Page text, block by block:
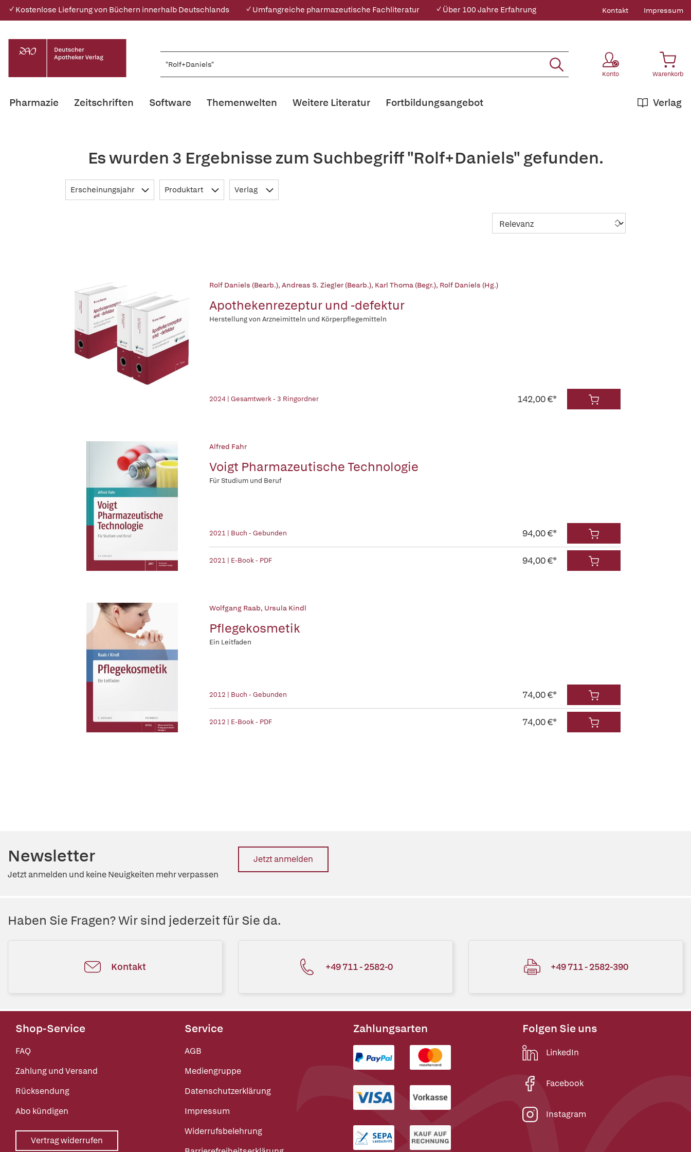
✓ Kostenlose Lieferung von Büchern innerhalb Deutschlands ✓ Umfangreiche pharmazeutische Fachliteratur ✓ Über 100 Jahre Erfahrung Kontakt Impressum
Konto Warenkorb
Pharmazie Zeitschriften Software Themenwelten Weitere Literatur Verlag
Fortbildungsangebot
Es wurden 3 Ergebnisse zum Suchbegriff "Rolf+Daniels" gefunden.
Erscheinungsjahr Produktart Verlag
Rolf Daniels (Bearb.), Andreas S. Ziegler (Bearb.), Karl Thoma (Begr.), Rolf Daniels (Hg.)
Apothekenrezeptur und -defektur
Herstellung von Arzneimitteln und Körperpflegemitteln
2024 | Gesamtwerk - 3 Ringordner 142,00 €*
Alfred Fahr
Voigt Pharmazeutische Technologie
Für Studium und Beruf
2021 | Buch - Gebunden 94,00 €*
2021 | E-Book - PDF 94,00 €*
Wolfgang Raab, Ursula Kindl
Pflegekosmetik
Ein Leitfaden
2012 | Buch - Gebunden 74,00 €*
2012 | E-Book - PDF 74,00 €*
Newsletter
Jetzt anmelden und keine Neuigkeiten mehr verpassen
Jetzt anmelden
Haben Sie Fragen? Wir sind jederzeit für Sie da.
Kontakt +49 711 - 2582-0 +49 711 - 2582-390
Shop-Service
FAQ
Zahlung und Versand
Rücksendung
Abo kündigen
Vertrag widerrufen
Service
AGB
Mediengruppe
Datenschutzerklärung
Impressum
Widerrufsbelehrung
Zahlungsarten Folgen Sie uns
LinkedIn
Facebook
Instagram